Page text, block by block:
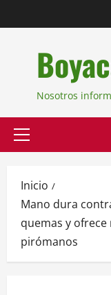
Nosotros
Inicio
Mano dura
quemas y
pirómanos